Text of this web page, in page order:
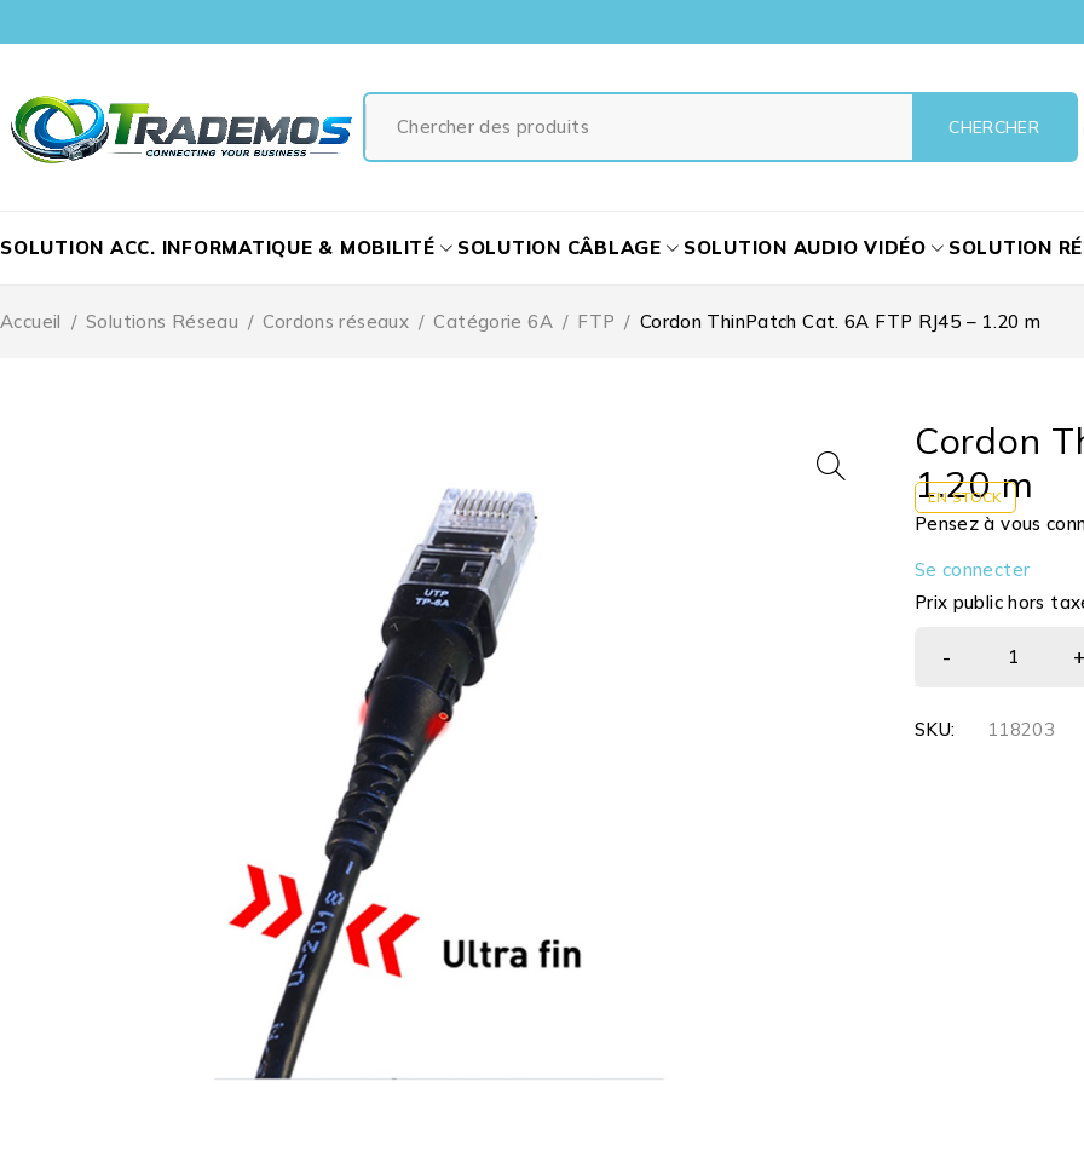
SOLUTION ACC. INFORMATIQUE & MOBILITÉ SOLUTION CÂBLAGE SOLUTION AUDIO VIDÉO SOLUTION
Accueil / Solutions Réseau / Cordons réseaux / Catégorie 6A / FTP / Cordon ThinPatch Cat. 6A FTP RJ45 – 1.20 m
Cordon
1.20 m
EN STOCK
Pensez à vous
Se connecter
Prix public hors
SKU: 118203